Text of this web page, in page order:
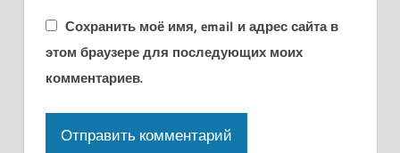
Сохранить моё имя, email и адрес сайта в
этом браузере для последующих моих
комментариев.